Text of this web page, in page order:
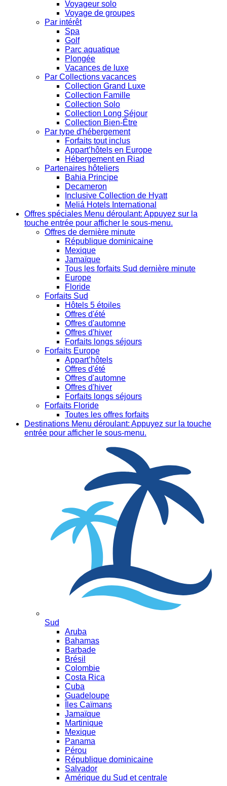
Voyageur solo
Voyage de groupes
Par intérêt
Spa
Golf
Parc aquatique
Plongée
Vacances de luxe
Par Collections vacances
Collection Grand Luxe
Collection Famille
Collection Solo
Collection Long Séjour
Collection Bien-Être
Par type d'hébergement
Forfaits tout inclus
Appart’hôtels en Europe
Hébergement en Riad
Partenaires hôteliers
Bahia Principe
Decameron
Inclusive Collection de Hyatt
Meliá Hotels International
Offres spéciales Menu déroulant: Appuyez sur la
touche entrée pour afficher le sous-menu.
Offres de dernière minute
République dominicaine
Mexique
Jamaïque
Tous les forfaits Sud dernière minute
Europe
Floride
Forfaits Sud
Hôtels 5 étoiles
Offres d'été
Offres d'automne
Offres d'hiver
Forfaits longs séjours
Forfaits Europe
Appart’hôtels
Offres d'été
Offres d'automne
Offres d'hiver
Forfaits longs séjours
Forfaits Floride
Toutes les offres forfaits
Destinations Menu déroulant: Appuyez sur la touche
entrée pour afficher le sous-menu.
Sud
Aruba
Bahamas
Barbade
Brésil
Colombie
Costa Rica
Cuba
Guadeloupe
Îles Caïmans
Jamaïque
Martinique
Mexique
Panama
Pérou
République dominicaine
Salvador
Amérique du Sud et centrale